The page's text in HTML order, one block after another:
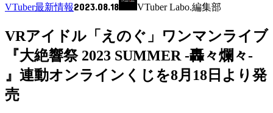
VTuber最新情報2023.08.18 VTuber Labo.編集部
VRアイドル「えのぐ」ワンマンライブ
『大絶響祭 2023 SUMMER -轟々爛々-
』連動オンラインくじを8月18日より発
売